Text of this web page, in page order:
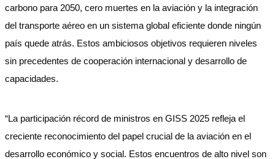
carbono para 2050, cero muertes en la aviación y la integración
del transporte aéreo en un sistema global eficiente donde ningún
país quede atrás. Estos ambiciosos objetivos requieren niveles
sin precedentes de cooperación internacional y desarrollo de
capacidades.
“La participación récord de ministros en GISS 2025 refleja el
creciente reconocimiento del papel crucial de la aviación en el
desarrollo económico y social. Estos encuentros de alto nivel son